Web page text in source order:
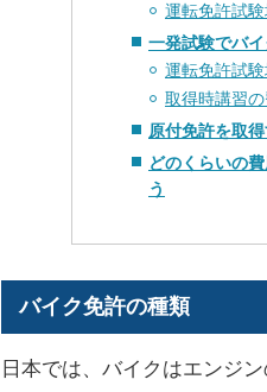
運転免許試
一発試験でバ
運転免許試
取得時講習の
原付免許を取
どのくらいの
う
バイク免許の種類
日本では、バイクはエンジ